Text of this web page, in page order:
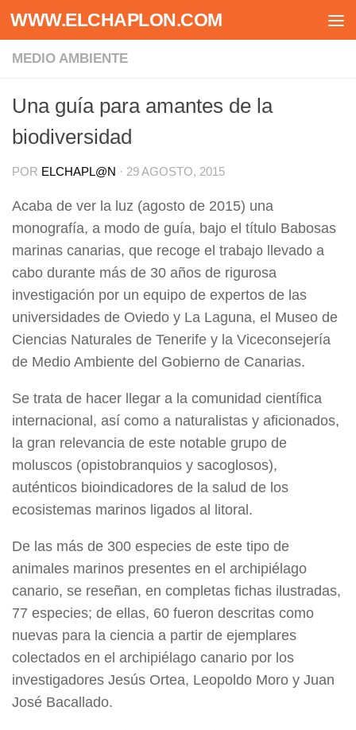
Saltar al contenido
WWW.ELCHAPLON.COM
MEDIO AMBIENTE
Una guía para amantes de la
biodiversidad
POR ELCHAPL@N · 29 AGOSTO, 2015
Acaba de ver la luz (agosto de 2015) una
monografía, a modo de guía, bajo el título Babosas
marinas canarias, que recoge el trabajo llevado a
cabo durante más de 30 años de rigurosa
investigación por un equipo de expertos de las
universidades de Oviedo y La Laguna, el Museo de
Ciencias Naturales de Tenerife y la Viceconsejería
de Medio Ambiente del Gobierno de Canarias.
Se trata de hacer llegar a la comunidad científica
internacional, así como a naturalistas y aficionados,
la gran relevancia de este notable grupo de
moluscos (opistobranquios y sacoglosos),
auténticos bioindicadores de la salud de los
ecosistemas marinos ligados al litoral.
De las más de 300 especies de este tipo de
animales marinos presentes en el archipiélago
canario, se reseñan, en completas fichas ilustradas,
77 especies; de ellas, 60 fueron descritas como
nuevas para la ciencia a partir de ejemplares
colectados en el archipiélago canario por los
investigadores Jesús Ortea, Leopoldo Moro y Juan
José Bacallado.